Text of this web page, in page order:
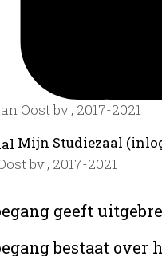
Oost bv., 2017-2021
Mijn Studiezaal
bv., 2017-2021
geeft
bestaat over